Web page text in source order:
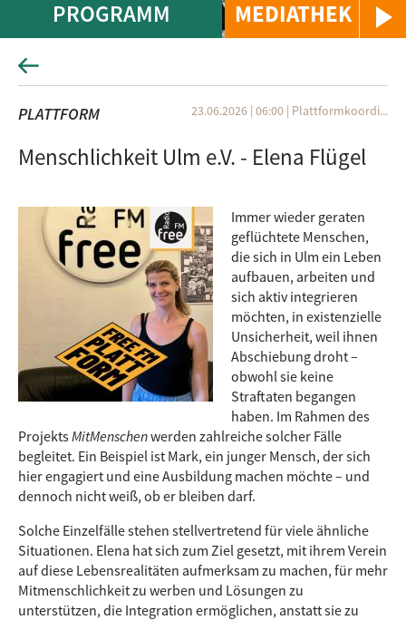
MEDIATHEK
PROGRAMM
PLATTFORM 23.06.2026 | 06:00 | Plattformkoordi...
Menschlichkeit Ulm e.V. - Elena Flügel
Immer wieder geraten
geflüchtete Menschen,
die sich in Ulm ein Leben
aufbauen, arbeiten und
sich aktiv integrieren
möchten, in existenzielle
Unsicherheit, weil ihnen
Abschiebung droht –
obwohl sie keine
Straftaten begangen
haben. Im Rahmen des
ProjektsMitMenschenwerden zahlreiche solcher Fälle
begleitet. Ein Beispiel ist Mark, ein junger Mensch, der sich
hier engagiert und eine Ausbildung machen möchte – und
dennoch nicht weiß, ob er bleiben darf.
Solche Einzelfälle stehen stellvertretend für viele ähnliche
Situationen. Elena hat sich zum Ziel gesetzt, mit ihrem Verein
auf diese Lebensrealitäten aufmerksam zu machen, für mehr
Mitmenschlichkeit zu werben und Lösungen zu
unterstützen, die Integration ermöglichen, anstatt sie zu